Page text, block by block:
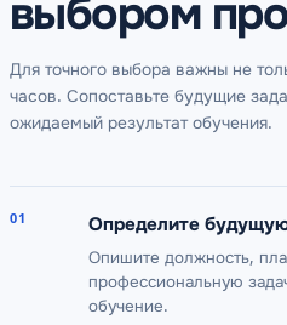
выбором
Для точного выбора важны не
часов. Сопоставьте будущие
ожидаемый результат обучения.
01 Определите
Опишите должность,
профессиональную
обучение.